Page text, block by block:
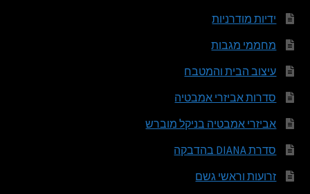
ידיות מודרניות
מחממי מגבות
עיצוב הבית והמטבח
סדרות אביזרי אמבטיה
אביזרי אמבטיה בניקל מוברש
סדרת DIANA בהדבקה
זרועות וראשי גשם